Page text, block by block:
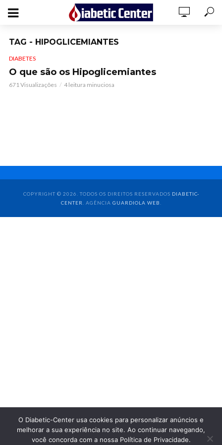
TAG - HIPOGLICEMIANTES
DIABETES
O que são os Hipoglicemiantes
671 Visualizações 4 leitura minuciosa
COPYRIGHT © 2026. TODOS OS DIREITOS RESERVADOS DIABETIC-
CENTER
. AGÊNCIA GUARDIOLA WEB
O Diabetic-Center usa cookies para personalizar anúncios e
melhorar a sua experiência no site. Ao continuar navegando,
você concorda com a nossa Política de Privacidade.